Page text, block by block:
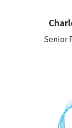
Senior